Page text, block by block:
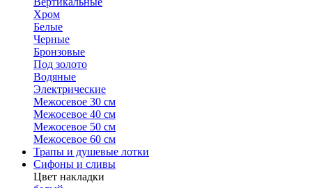
Хром
Белые
Черные
Бронзовые
Под золото
Водяные
Электрические
Межосевое 30 см
Межосевое 40 см
Межосевое 50 см
Межосевое 60 см
Трапы и душевые лотки
Сифоны и сливы
Цвет накладки